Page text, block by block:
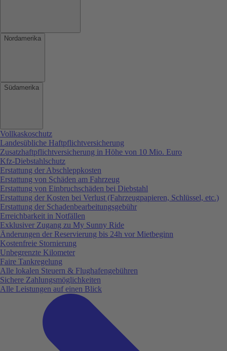
Nordamerika
Südamerika
Vollkaskoschutz
Landesübliche Haftpflichtversicherung
Zusatzhaftpflichtversicherung in Höhe von 10 Mio. Euro
Kfz-Diebstahlschutz
Erstattung der Abschleppkosten
Erstattung von Schäden am Fahrzeug
Erstattung von Einbruchschäden bei Diebstahl
Erstattung der Kosten bei Verlust (Fahrzeugpapieren, Schlüssel, etc.)
Erstattung der Schadenbearbeitungsgebühr
Erreichbarkeit in Notfällen
Exklusiver Zugang zu My Sunny Ride
Änderungen der Reservierung bis 24h vor Mietbeginn
Kostenfreie Stornierung
Unbegrenzte Kilometer
Faire Tankregelung
Alle lokalen Steuern & Flughafengebühren
Sichere Zahlungsmöglichkeiten
Alle Leistungen auf einen Blick